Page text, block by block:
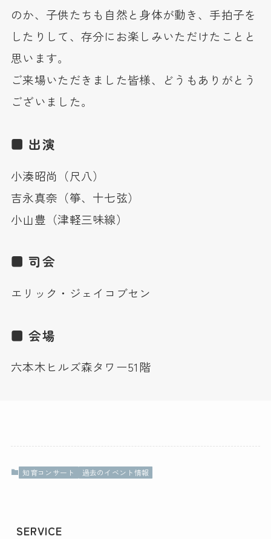
のか、子供たちも自然と身体が動き、手拍子を
したりして、存分にお楽しみいただけたことと
思います。
ご来場いただきました皆様、どうもありがとう
ございました。
■ 出演
小湊昭尚（尺八）
吉永真奈（箏、十七弦）
小山豊（津軽三味線）
■ 司会
エリック・ジェイコブセン
■ 会場
六本木ヒルズ森タワー51階
知育コンサート 過去のイベント情報
SERVICE